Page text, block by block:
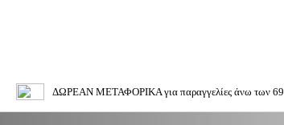
ΔΩΡΕΑΝ ΜΕΤΑΦΟΡΙΚΑ για παραγγελίες άνω των